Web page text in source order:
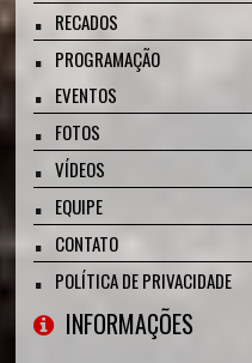
RECADOS
PROGRAMAÇÃO
EVENTOS
FOTOS
VÍDEOS
EQUIPE
CONTATO
POLÍTICA DE PRIVACIDADE
INFORMAÇÕES